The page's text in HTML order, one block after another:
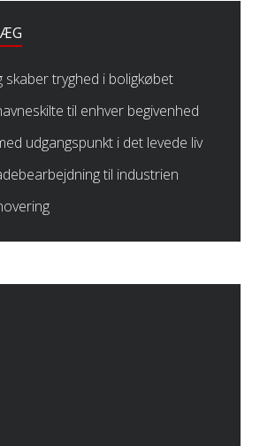
skaber tryghed i boligkøbet
til enhver begivenhed
udgangspunkt i det levede liv
til industrien